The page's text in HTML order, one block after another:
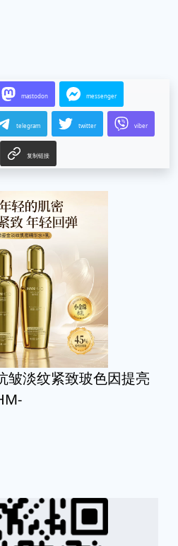
mastodon messenger
telegram twitter viber
复制链接
皱淡纹紧致玻色因提亮